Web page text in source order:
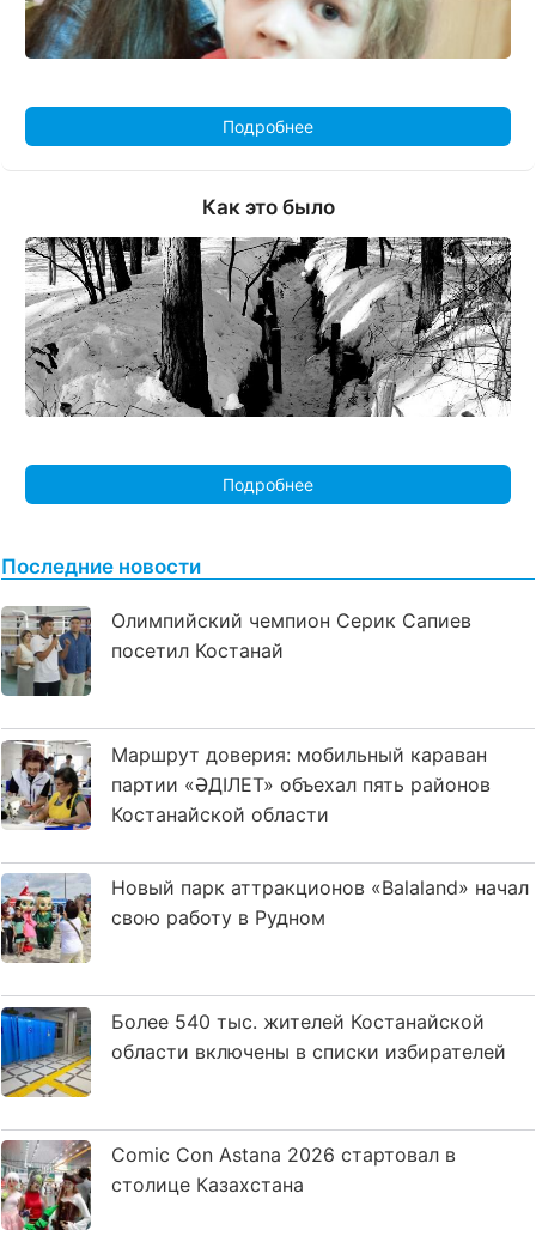
Подробнее
Как это было
Подробнее
Последние новости
Олимпийский чемпион Серик Сапиев
посетил Костанай
Маршрут доверия: мобильный караван
партии «ӘДІЛЕТ» объехал пять районов
Костанайской области
Новый парк аттракционов «Balaland» начал
свою работу в Рудном
Более 540 тыс. жителей Костанайской
области включены в списки избирателей
Comic Con Astana 2026 стартовал в
столице Казахстана